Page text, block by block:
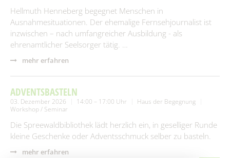
Hellmuth Henneberg begegnet Menschen in
Ausnahmesituationen. Der ehemalige Fernsehjournalist ist
inzwischen – nach umfangreicher Ausbildung - als
ehrenamtlicher Seelsorger tätig. …
mehr erfahren
ADVENTSBASTELN
03. Dezember 2026 14:00 – 17:00 Uhr
Haus der Begegnung
Workshop / Seminar
Die Spreewaldbibliothek lädt herzlich ein, in geselliger Runde
kleine Geschenke oder Adventsschmuck selber zu basteln.
mehr erfahren